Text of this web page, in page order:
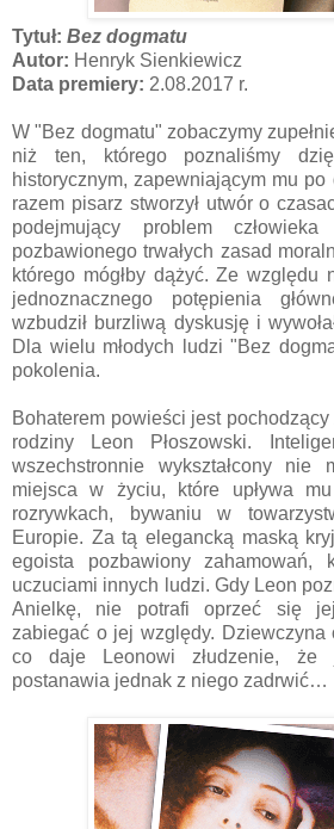
Tytuł: Bez dogmatu
Autor: Henryk Sienkiewicz
Data premiery: 2.08.2017 r.
W "Bez dogmatu" zobaczymy
niż ten, którego poznaliśmy
historycznym, zapewniającym mu po
razem pisarz stworzył utwór o
podejmujący problem
pozbawionego trwałych zasad
którego mógłby dążyć. Ze względu
jednoznacznego potępienia
wzbudził burzliwą dyskusję i
Dla wielu młodych ludzi "Bez
pokolenia.
Bohaterem powieści jest
rodziny Leon Płoszowski.
wszechstronnie wykształcony nie
miejsca w życiu, które upływa
rozrywkach, bywaniu w
Europie. Za tą elegancką maską
egoista pozbawiony
uczuciami innych ludzi. Gdy Leon
Anielkę, nie potrafi oprzeć się
zabiegać o jej względy. Dziewczyna
co daje Leonowi złudzenie, że
postanawia jednak z niego zadrwić…